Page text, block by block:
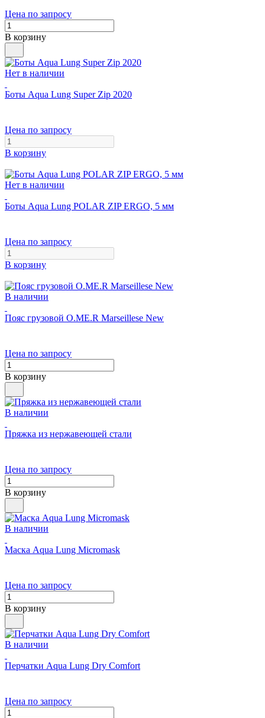
Цена по запросу
В корзину
Нет в наличии
Боты Aqua Lung Super Zip 2020
Цена по запросу
В корзину
Нет в наличии
Боты Aqua Lung POLAR ZIP ERGO, 5 мм
Цена по запросу
В корзину
В наличии
Пояс грузовой O.ME.R Marseillese New
Цена по запросу
В корзину
В наличии
Пряжка из нержавеющей стали
Цена по запросу
В корзину
В наличии
Маска Aqua Lung Micromask
Цена по запросу
В корзину
В наличии
Перчатки Aqua Lung Dry Comfort
Цена по запросу